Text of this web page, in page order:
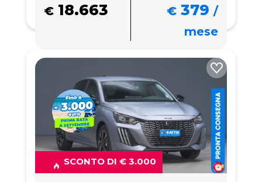
€ 18.663 € 379 /
mese
SCONTO DI € 3.000